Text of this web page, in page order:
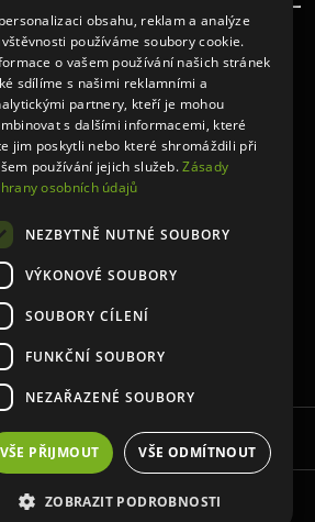
Upravit sběr cookies.
| Tepelná technika Greeneco s.r.o 💚
obsahu, reklam a analýze
používáme soubory cookie.
o vašem používání našich stránek
sdílíme s našimi reklamními a
partnery, kteří je mohou
s dalšími informacemi, které
jim poskytli nebo které shromáždili při
používání jejich služeb.Zásady
osobních údajů
NEZBYTNĚ NUTNÉ SOUBORY
VÝKONOVÉ SOUBORY
SOUBORY CÍLENÍ
FUNKČNÍ SOUBORY
NEZAŘAZENÉ SOUBORY
VŠE PŘIJMOUT VŠE ODMÍTNOUT
ZOBRAZIT PODROBNOSTI